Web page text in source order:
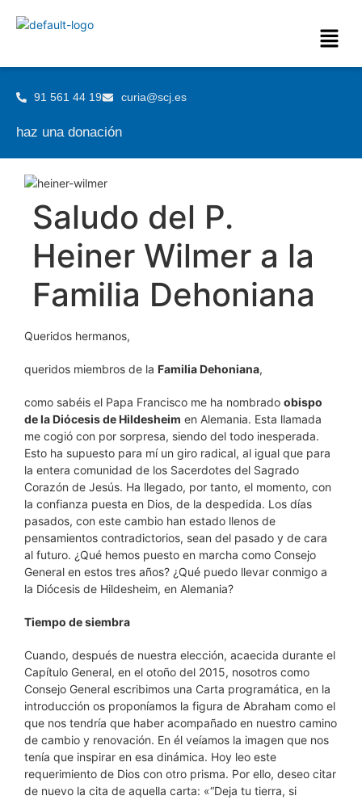
91 561 44 19 curia@scj.es
haz una donación
Saludo del P.
Heiner Wilmer a la
Familia Dehoniana
Queridos hermanos,
queridos miembros de la Familia Dehoniana,
como sabéis el Papa Francisco me ha nombrado obispo
de la Diócesis de Hildesheim en Alemania. Esta llamada
me cogió con por sorpresa, siendo del todo inesperada.
Esto ha supuesto para mí un giro radical, al igual que para
la entera comunidad de los Sacerdotes del Sagrado
Corazón de Jesús. Ha llegado, por tanto, el momento, con
la confianza puesta en Dios, de la despedida. Los días
pasados, con este cambio han estado llenos de
pensamientos contradictorios, sean del pasado y de cara
al futuro. ¿Qué hemos puesto en marcha como Consejo
General en estos tres años? ¿Qué puedo llevar conmigo a
la Diócesis de Hildesheim, en Alemania?
Tiempo de siembra
Cuando, después de nuestra elección, acaecida durante el
Capítulo General, en el otoño del 2015, nosotros como
Consejo General escribimos una Carta programática, en la
introducción os proponíamos la figura de Abraham como el
que nos tendría que haber acompañado en nuestro camino
de cambio y renovación. En él veíamos la imagen que nos
tenía que inspirar en esa dinámica. Hoy leo este
requerimiento de Dios con otro prisma. Por ello, deseo citar
de nuevo la cita de aquella carta: «“Deja tu tierra, si